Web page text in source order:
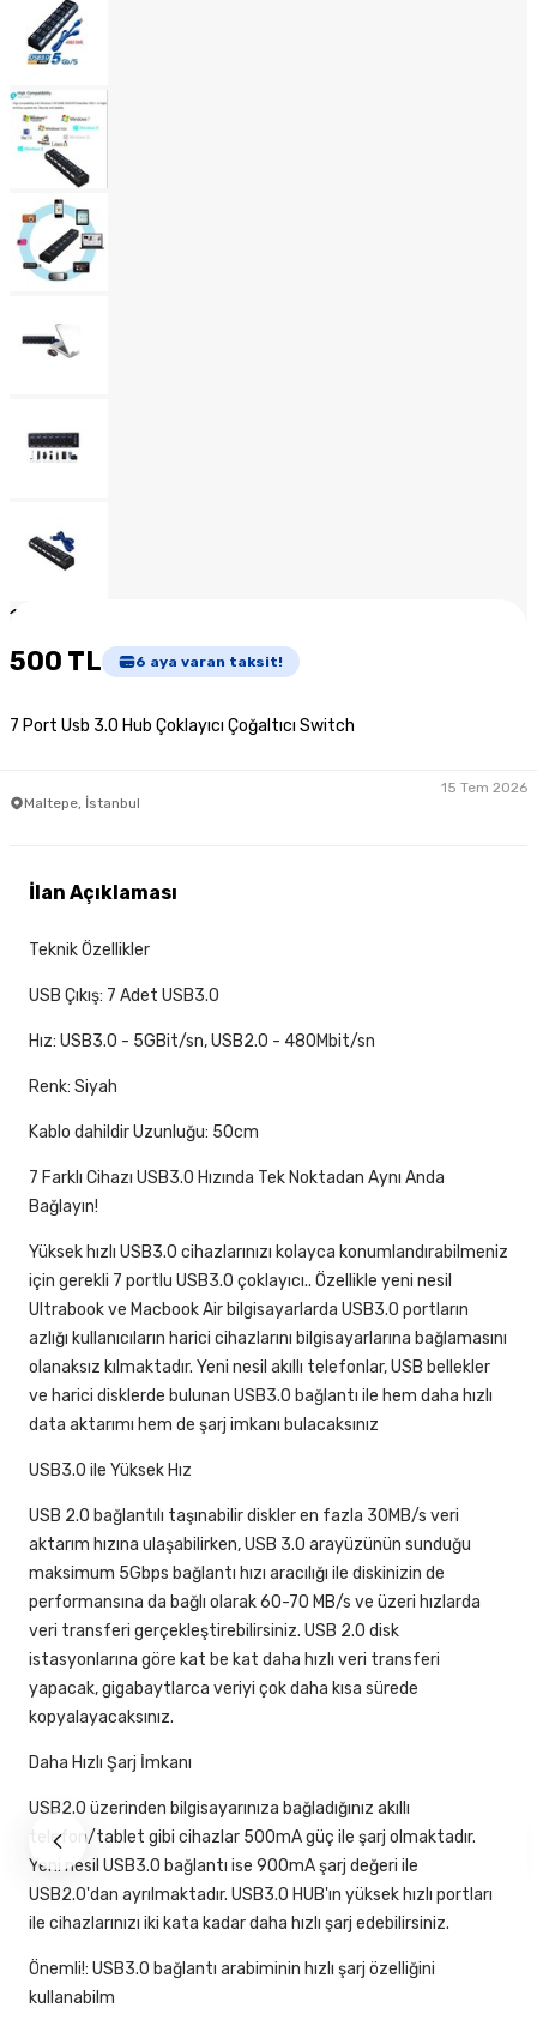
1
500 TL 6 aya varan taksit!
7 Port Usb 3.0 Hub Çoklayıcı Çoğaltıcı Switch
Maltepe, İstanbul
15 Tem 2026
İlan Açıklaması
Teknik Özellikler
USB Çıkış: 7 Adet USB3.0
Hız: USB3.0 - 5GBit/sn, USB2.0 - 480Mbit/sn
Renk: Siyah
Kablo dahildir Uzunluğu: 50cm
7 Farklı Cihazı USB3.0 Hızında Tek Noktadan Aynı Anda
Bağlayın!
Yüksek hızlı USB3.0 cihazlarınızı kolayca konumlandırabilmeniz
için gerekli 7 portlu USB3.0 çoklayıcı.. Özellikle yeni nesil
Ultrabook ve Macbook Air bilgisayarlarda USB3.0 portların
azlığı kullanıcıların harici cihazlarını bilgisayarlarına bağlamasını
olanaksız kılmaktadır. Yeni nesil akıllı telefonlar, USB bellekler
ve harici disklerde bulunan USB3.0 bağlantı ile hem daha hızlı
data aktarımı hem de şarj imkanı bulacaksınız
USB3.0 ile Yüksek Hız
USB 2.0 bağlantılı taşınabilir diskler en fazla 30MB/s veri
aktarım hızına ulaşabilirken, USB 3.0 arayüzünün sunduğu
maksimum 5Gbps bağlantı hızı aracılığı ile diskinizin de
performansına da bağlı olarak 60-70 MB/s ve üzeri hızlarda
veri transferi gerçekleştirebilirsiniz. USB 2.0 disk
istasyonlarına göre kat be kat daha hızlı veri transferi
yapacak, gigabaytlarca veriyi çok daha kısa sürede
kopyalayacaksınız.
Daha Hızlı Şarj İmkanı
USB2.0 üzerinden bilgisayarınıza bağladığınız akıllı
telefon/tablet gibi cihazlar 500mA güç ile şarj olmaktadır.
Yeni nesil USB3.0 bağlantı ise 900mA şarj değeri ile
USB2.0'dan ayrılmaktadır. USB3.0 HUB'ın yüksek hızlı portları
ile cihazlarınızı iki kata kadar daha hızlı şarj edebilirsiniz.
Önemli!: USB3.0 bağlantı arabiminin hızlı şarj özelliğini
kullanabilm